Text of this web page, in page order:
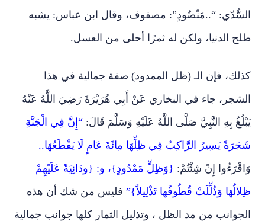
السُّدّي: “..مَنْضُودٍ”: مصفوف، وقال ابن عباس: يشبه
طلح الدنيا، ولكن له ثمرًا أحلى من العسل.
كذلك، فإن الـ (ظل الممدود) صفة جمالية في هذا
الشجر، جاء في البخاري عَنْ أَبِي هُرَيْرَةَ رَضِيَ اللَّهُ عَنْهُ
يَبْلُغُ بِهِ النَّبِيَّ صَلَّى اللَّهُ عَلَيْهِ وَسَلَّمَ قَالَ: “إِنَّ فِي الْجَنَّةِ
شَجَرَةً يَسِيرُ الرَّاكِبُ فِي ظِلِّهَا مِائَةَ عَامٍ لَا يَقْطَعُهَا..
وَاقْرَءُوا إِنْ شِئْتُمْ: {وَظِلٍّ مَمْدُودٍ}، و: {ودَانِيَةً عَلَيْهِمْ
ظِلالُهَا وَذُلِّلَتْ قُطُوفُها تَذْلِيلاً}” فليس من شك أن هذه
الجوانب من مد الظل ، وتذليل الثمار كلها جوانب جمالية